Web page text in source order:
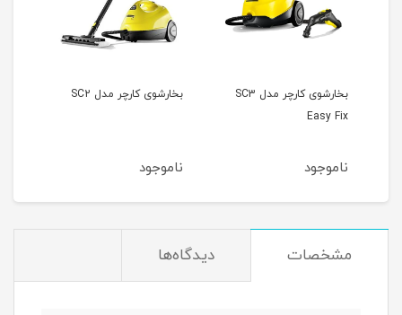
بخارشوی کارچر مدل SC3
Easy Fix
ناموجود
بخارشوی کارچر مدل SC2
ناموجود
مشخصات دیدگاه‌ها